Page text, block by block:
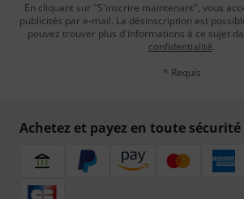
En cliquant sur "S'inscrire maintenant", vous
publicités par e-mail. La désinscription est
pouvez trouver plus d'informations à ce sujet
confidentialité.
* Requis
Achetez et payez en toute sécurité